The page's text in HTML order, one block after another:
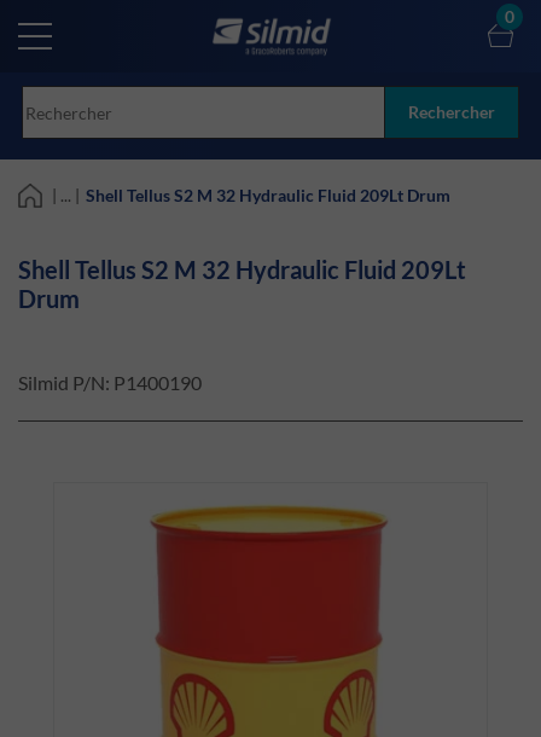
main
Rechercher
0
| ... | Shell Tellus S2 M 32 Hydraulic Fluid 209Lt Drum
Shell Tellus S2 M 32 Hydraulic Fluid 209Lt
Drum
Silmid P/N: P1400190